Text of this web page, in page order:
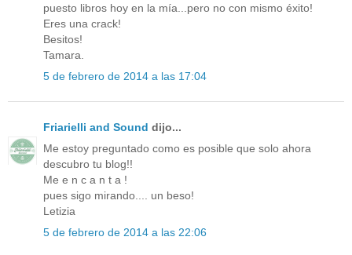
puesto libros hoy en la mía...pero no con mismo éxito!
Eres una crack!
Besitos!
Tamara.
5 de febrero de 2014 a las 17:04
Friarielli and Sound dijo...
Me estoy preguntado como es posible que solo ahora
descubro tu blog!!
Me e n c a n t a !
pues sigo mirando.... un beso!
Letizia
5 de febrero de 2014 a las 22:06